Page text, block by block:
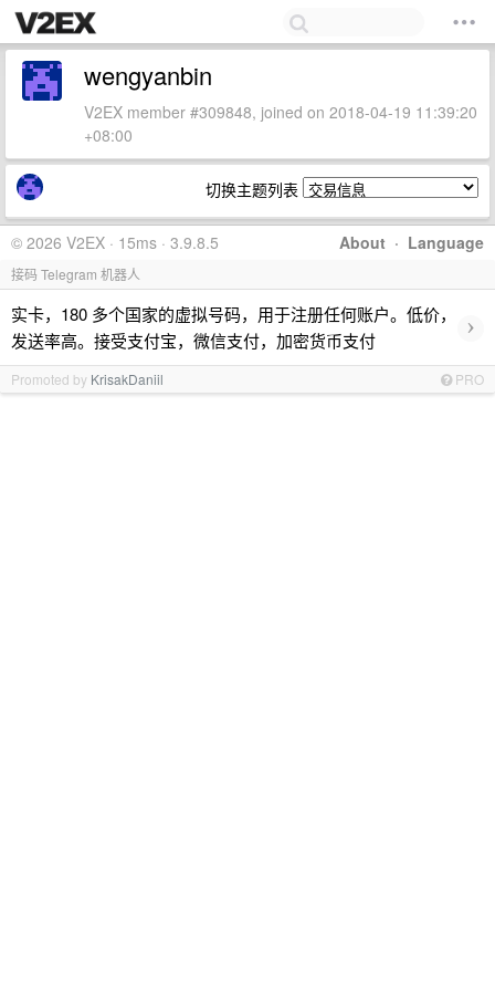
wengyanbin
V2EX member #309848, joined on 2018-04-19 11:39:20
+08:00
切换主题列表
About · Language
© 2026 V2EX · 15ms · 3.9.8.5
接码 Telegram 机器人
实卡，180 多个国家的虚拟号码，用于注册任何账户。低价，
发送率高。接受支付宝，微信支付，加密货币支付
›
Promoted by KrisakDaniil PRO